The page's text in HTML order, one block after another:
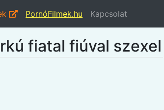
PornóFilmek.hu Kapcsolat
fiatal fiúval szexel